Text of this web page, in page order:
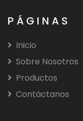
PÁGINAS
Inicio
Sobre Nosotros
Productos
Contáctanos